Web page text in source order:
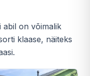
abil on võimalik
klaase, näiteks